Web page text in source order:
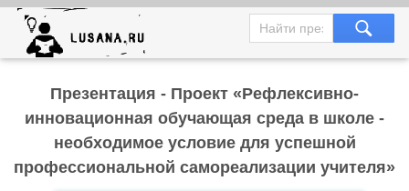
Презентация - Проект «Рефлексивно-
инновационная обучающая среда в школе -
необходимое условие для успешной
профессиональной самореализации учителя»